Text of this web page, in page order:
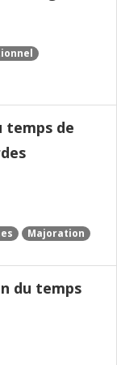
temps de
Majoration
du temps